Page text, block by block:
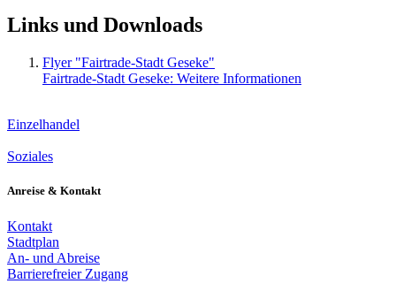
Links und Downloads
Flyer "Fairtrade-Stadt Geseke"
Fairtrade-Stadt Geseke: Weitere Informationen
Einzelhandel
Soziales
Anreise & Kontakt
Kontakt
Stadtplan
An- und Abreise
Barrierefreier Zugang